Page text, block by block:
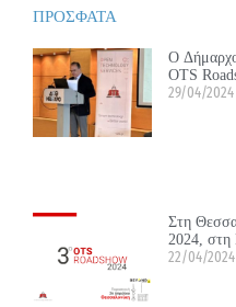
ΠΡΟΣΦΑΤΑ
Ο
OTS
29/04/2024
Στη
2024, στη
22/04/2024